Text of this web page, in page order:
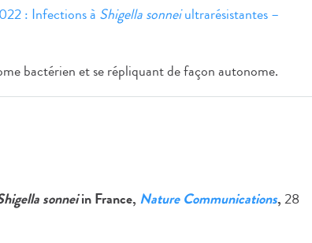
: Infections à Shigella sonneiultrarésistantes –
bactérien et se répliquant de façon autonome.
sonneiin France, Nature Communications,28